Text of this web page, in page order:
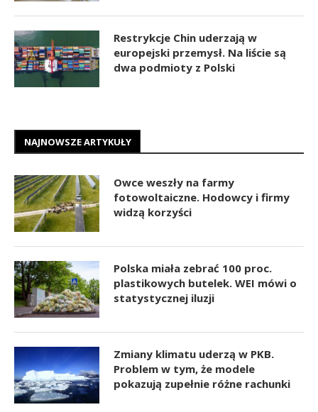
Restrykcje Chin uderzają w
europejski przemysł. Na liście są
dwa podmioty z Polski
NAJNOWSZE ARTYKUŁY
Owce weszły na farmy
fotowoltaiczne. Hodowcy i firmy
widzą korzyści
Polska miała zebrać 100 proc.
plastikowych butelek. WEI mówi o
statystycznej iluzji
Zmiany klimatu uderzą w PKB.
Problem w tym, że modele
pokazują zupełnie różne rachunki